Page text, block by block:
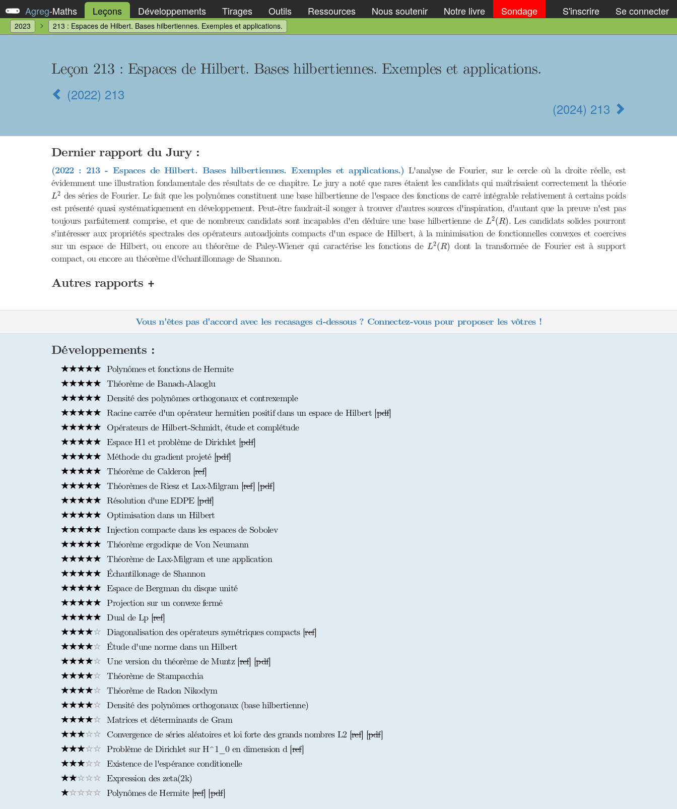
Agreg-Maths Leçons Développements Tirages Outils Ressources Nous soutenir Notre livre Sondage S'inscrire Se connecter
2023 213 : Espaces de Hilbert. Bases hilbertiennes. Exemples et applications.
Leçon 213 : Espaces de Hilbert. Bases hilbertiennes. Exemples et applications.
(2022) 213
(2024) 213
Dernier rapport du Jury :
(2022 : 213 - Espaces de Hilbert. Bases hilbertiennes. Exemples et applications.) L'analyse de Fourier, sur le cercle où la droite réelle, est
évidemment une illustration fondamentale des résultats de ce chapitre. Le jury a noté que rares étaient les candidats qui maîtrisaient correctement la théorie
L2
L2 des séries de Fourier. Le fait que les polynômes constituent une base hilbertienne de l'espace des fonctions de carré intégrable relativement à certains poids
est présenté quasi systématiquement en développement. Peut-être faudrait-il songer à trouver d'autres sources d'inspiration, d'autant que la preuve n'est pas
toujours parfaitement comprise, et que de nombreux candidats sont incapables d'en déduire une base hilbertienne de L2(R)
L2 ( R) . Les candidats solides pourront
s'intéresser aux propriétés spectrales des opérateurs autoadjoints compacts d'un espace de Hilbert, à la minimisation de fonctionnelles convexes et coercives
sur un espace de Hilbert, ou encore au théorème de Paley-Wiener qui caractérise les fonctions deL2(R)
L2 ( R) dont la transformée de Fourier est à support
compact, ou encore au théorème d'échantillonnage de Shannon.
Autres rapports +
Vous n'êtes pas d'accord avec les recasages ci-dessous ? Connectez-vous pour proposer les vôtres !
Développements :
Polynômes et fonctions de Hermite
Théorème de Banach-Alaoglu
Densité des polynômes orthogonaux et contrexemple
Racine carrée d'un opérateur hermitien positif dans un espace de Hilbert [pdf]
Opérateurs de Hilbert-Schmidt, étude et complétude
Espace H1 et problème de Dirichlet [pdf]
Méthode du gradient projeté [pdf]
Théorème de Calderon [ref]
Théorèmes de Riesz et Lax-Milgram [ref] [pdf]
Résolution d'une EDPE [pdf]
Optimisation dans un Hilbert
Injection compacte dans les espaces de Sobolev
Théorème ergodique de Von Neumann
Théorème de Lax-Milgram et une application
Échantillonage de Shannon
Espace de Bergman du disque unité
Projection sur un convexe fermé
Dual de Lp [ref]
Diagonalisation des opérateurs symétriques compacts [ref]
Étude d'une norme dans un Hilbert
Une version du théorème de Muntz [ref] [pdf]
Théorème de Stampacchia
Théorème de Radon Nikodym
Densité des polynômes orthogonaux (base hilbertienne)
Matrices et déterminants de Gram
Convergence de séries aléatoires et loi forte des grands nombres L2 [ref] [pdf]
Problème de Dirichlet sur H^1_0 en dimension d [ref]
Existence de l'espérance conditionelle
Expression des zeta(2k)
Polynômes de Hermite [ref] [pdf]